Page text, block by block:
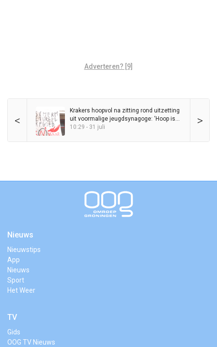
Adverteren? [9]
< >
Krakers hoopvol na zitting rond uitzetting
uit voormalige jeugdsynagoge: ‘Hoop is
een actie, de Sjoel is voor altijd’
10:29 - 31 juli
Nieuws
Nieuwstips
App
Nieuws
Sport
Het Weer
TV
Gids
OOG TV Nieuws